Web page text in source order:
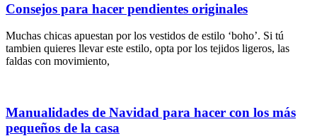
Consejos para hacer pendientes originales
Muchas chicas apuestan por los vestidos de estilo ‘boho’. Si tú
tambien quieres llevar este estilo, opta por los tejidos ligeros, las
faldas con movimiento,
Manualidades de Navidad para hacer con los más
pequeños de la casa